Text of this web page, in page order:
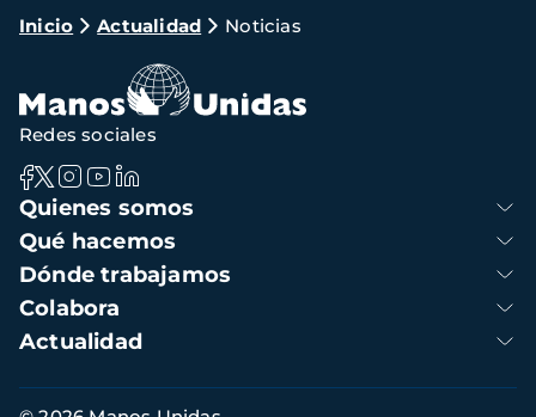
Ruta
navegación
Inicio Actualidad Noticias
Navegación
principal
Quienes somos
Qué hacemos
Dónde trabajamos
Colabora
Actualidad
Redes sociales